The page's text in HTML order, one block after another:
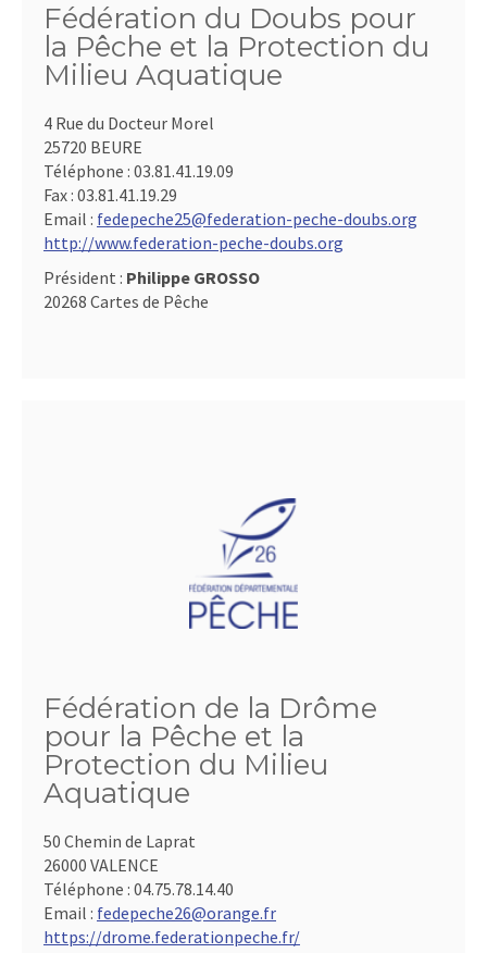
Fédération du Doubs pour
la Pêche et la Protection du
Milieu Aquatique
4 Rue du Docteur Morel
25720 BEURE
Téléphone : 03.81.41.19.09
Fax : 03.81.41.19.29
Email : fedepeche25@federation-peche-doubs.org
http://www.federation-peche-doubs.org
Président : Philippe GROSSO
20268 Cartes de Pêche
Fédération de la Drôme
pour la Pêche et la
Protection du Milieu
Aquatique
50 Chemin de Laprat
26000 VALENCE
Téléphone : 04.75.78.14.40
Email : fedepeche26@orange.fr
https://drome.federationpeche.fr/